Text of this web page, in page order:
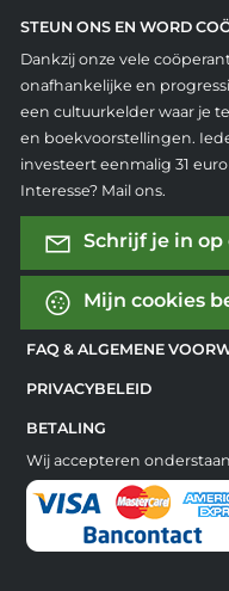
STEUN ONS EN WORD
Dankzij onze vele
onafhankelijke en
een cultuurkelder waar je
en boekvoorstellingen.
investeert eenmalig 31
Interesse? Mail ons.
Schrijf je in
Mijn cookies
FAQ & ALGEMENE
PRIVACYBELEID
BETALING
Wij accepteren